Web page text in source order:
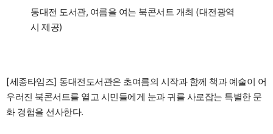
동대전 도서관, 여름을 여는 북콘서트 개최 (대전광역
시 제공)
[세종타임즈] 동대전도서관은 초여름의 시작과 함께 책과 예술이 어
우러진 북콘서트를 열고 시민들에게 눈과 귀를 사로잡는 특별한 문
화 경험을 선사한다.